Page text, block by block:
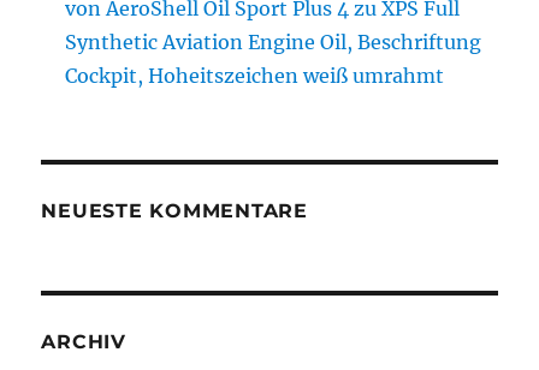
von AeroShell Oil Sport Plus 4 zu XPS Full
Synthetic Aviation Engine Oil, Beschriftung
Cockpit, Hoheitszeichen weiß umrahmt
NEUESTE KOMMENTARE
ARCHIV